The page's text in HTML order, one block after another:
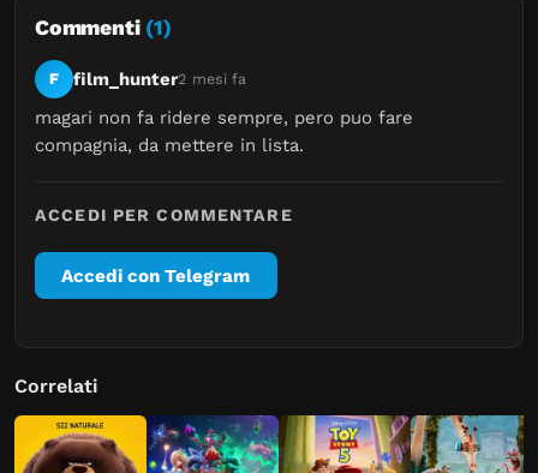
Commenti (1)
F film_hunter2 mesi fa
magari non fa ridere sempre, pero puo fare
compagnia, da mettere in lista.
ACCEDI PER COMMENTARE
Accedi con Telegram
Correlati